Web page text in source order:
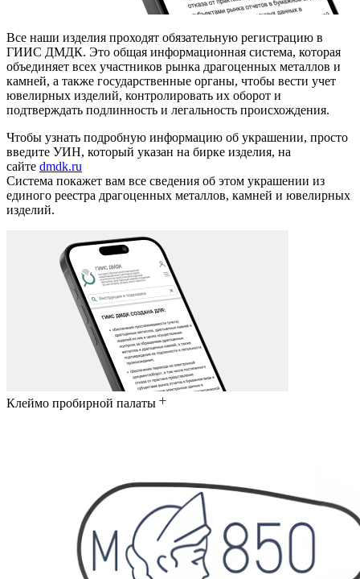
Все наши изделия проходят обязательную регистрацию в
ГИИС ДМДК. Это общая информационная система, которая
объединяет всех участников рынка драгоценных металлов и
камней, а также государственные органы, чтобы вести учет
ювелирных изделий, контролировать их оборот и
подтверждать подлинность и легальность происхождения.
Чтобы узнать подробную информацию об украшении, просто
введите УИН, который указан на бирке изделия, на
сайте dmdk.ru
Система покажет вам все сведения об этом украшении из
единого реестра драгоценных металлов, камней и ювелирных
изделий.
Клеймо пробирной палаты